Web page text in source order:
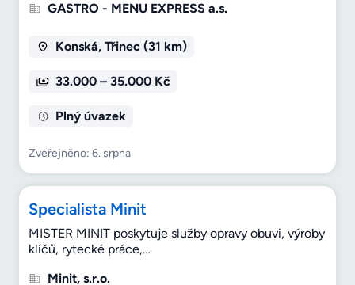
GASTRO - MENU EXPRESS a.s.
Konská, Třinec (31 km)
33.000 – 35.000 Kč
Plný úvazek
Zveřejněno: 6. srpna
Specialista Minit
MISTER MINIT poskytuje služby opravy obuvi, výroby
klíčů, rytecké práce,…
Minit, s.r.o.